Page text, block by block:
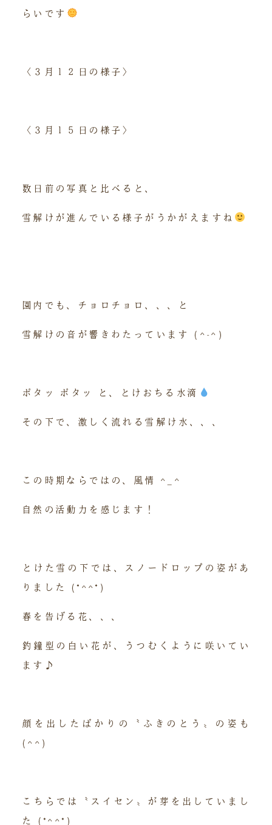
らいです
〈３月１２日の様子〉
〈３月１５日の様子〉
数日前の写真と比べると、
雪解けが進んでいる様子がうかがえますね
園内でも、チョロチョロ、、、と
雪解けの音が響きわたっています (^-^)
ポタッ ポタッ と、とけおちる水滴
その下で、激しく流れる雪解け水、、、
この時期ならではの、風情 ^_^
自然の活動力を感じます！
とけた雪の下では、スノードロップの姿があ
りました (*^^*)
春を告げる花、、、
釣鐘型の白い花が、うつむくように咲いてい
ます♪
顔を出したばかりの〝ふきのとう〟の姿も
(^^)
こちらでは〝スイセン〟が芽を出していまし
た (*^^*)